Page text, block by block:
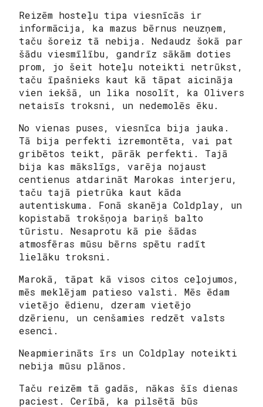
Reizēm hosteļu tipa viesnīcās ir
informācija, ka mazus bērnus neuzņem,
taču šoreiz tā nebija. Nedaudz šokā par
šādu viesmīlību, gandrīz sākām doties
prom, jo šeit hoteļu noteikti netrūkst,
taču īpašnieks kaut kā tāpat aicināja
vien iekšā, un lika nosolīt, ka Olivers
netaisīs troksni, un nedemolēs ēku.
No vienas puses, viesnīca bija jauka.
Tā bija perfekti izremontēta, vai pat
gribētos teikt, pārāk perfekti. Tajā
bija kas mākslīgs, varēja nojaust
centienus atdarināt Marokas interjeru,
taču tajā pietrūka kaut kāda
autentiskuma. Fonā skanēja Coldplay, un
kopistabā trokšņoja bariņš balto
tūristu. Nesaprotu kā pie šādas
atmosfēras mūsu bērns spētu radīt
lielāku troksni.
Marokā, tāpat kā visos citos ceļojumos,
mēs meklējam patieso valsti. Mēs ēdam
vietējo ēdienu, dzeram vietējo
dzērienu, un cenšamies redzēt valsts
esenci.
Neapmierināts īrs un Coldplay noteikti
nebija mūsu plānos.
Taču reizēm tā gadās, nākas šīs dienas
paciest. Cerībā, ka pilsētā būs